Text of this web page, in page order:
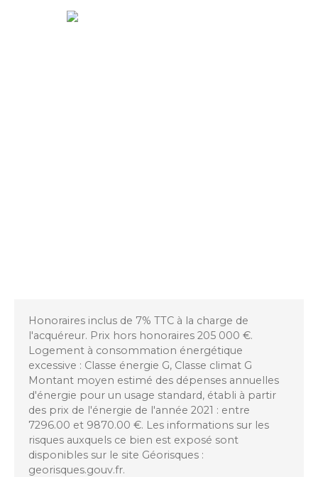
Honoraires inclus de 7% TTC à la charge de
l'acquéreur. Prix hors honoraires 205 000 €.
Logement à consommation énergétique
excessive : Classe énergie G, Classe climat G
Montant moyen estimé des dépenses annuelles
d'énergie pour un usage standard, établi à partir
des prix de l'énergie de l'année 2021 : entre
7296.00 et 9870.00 €. Les informations sur les
risques auxquels ce bien est exposé sont
disponibles sur le site Géorisques :
georisques.gouv.fr.